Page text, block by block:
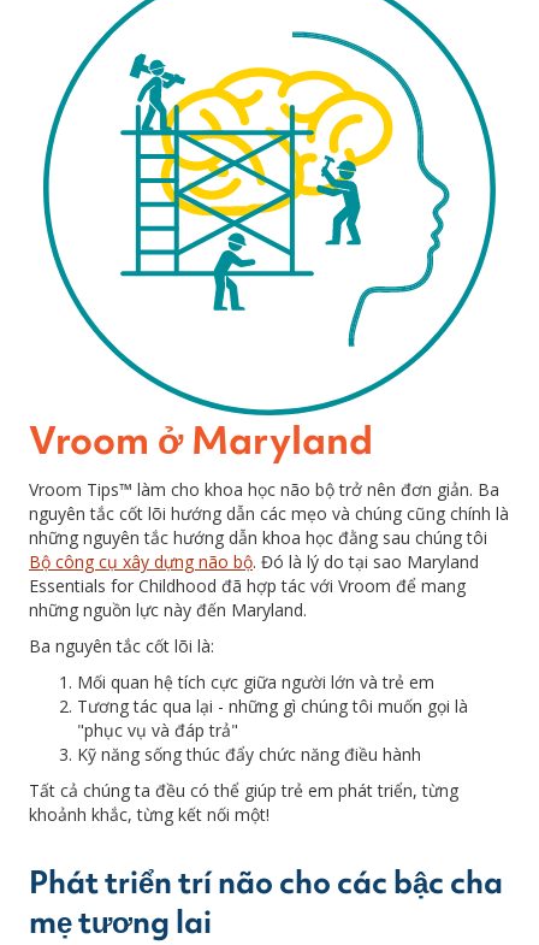
Vroom ở Maryland
Vroom Tips™ làm cho khoa học não bộ trở nên đơn giản. Ba
nguyên tắc cốt lõi hướng dẫn các mẹo và chúng cũng chính là
những nguyên tắc hướng dẫn khoa học đằng sau chúng tôi
Bộ công cụ xây dựng não bộ. Đó là lý do tại sao Maryland
Essentials for Childhood đã hợp tác với Vroom để mang
những nguồn lực này đến Maryland.
Ba nguyên tắc cốt lõi là:
Mối quan hệ tích cực giữa người lớn và trẻ em
Tương tác qua lại - những gì chúng tôi muốn gọi là
"phục vụ và đáp trả"
Kỹ năng sống thúc đẩy chức năng điều hành
Tất cả chúng ta đều có thể giúp trẻ em phát triển, từng
khoảnh khắc, từng kết nối một!
Phát triển trí não cho các bậc cha
mẹ tương lai